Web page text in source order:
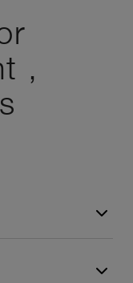
,